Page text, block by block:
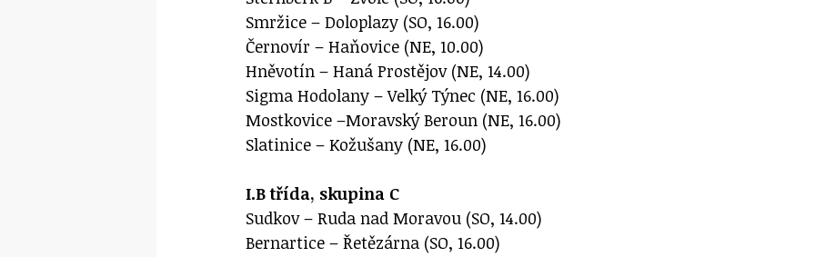
Smržice – Doloplazy (SO, 16.00)
Černovír – Haňovice (NE, 10.00)
Hněvotín – Haná Prostějov (NE, 14.00)
Sigma Hodolany – Velký Týnec (NE, 16.00)
Mostkovice –Moravský Beroun (NE, 16.00)
Slatinice – Kožušany (NE, 16.00)
I.B třída, skupina C
Sudkov – Ruda nad Moravou (SO, 14.00)
Bernartice – Řetězárna (SO, 16.00)